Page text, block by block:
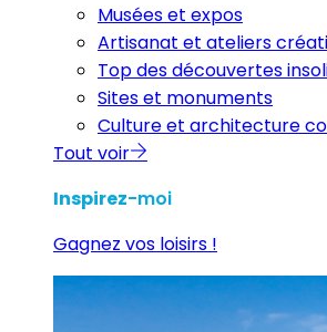
Musées et expos
Artisanat et ateliers
Top des découvertes
Sites et monuments
Culture et architecture
Tout voir
Inspirez-moi
Gagnez vos loisirs !